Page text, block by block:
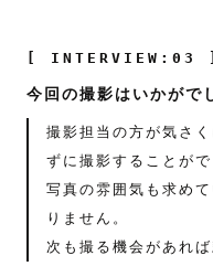
[ INTERVIEW:03 ]
今回の撮影はいかがで
撮影担当の方が気さ
ずに撮影することがで
写真の雰囲気も求め
りません。
次も撮る機会があれば